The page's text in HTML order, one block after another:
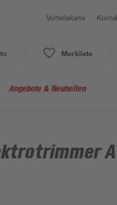
Vorteilskarte
Merkliste
Angebote & Neuheiten